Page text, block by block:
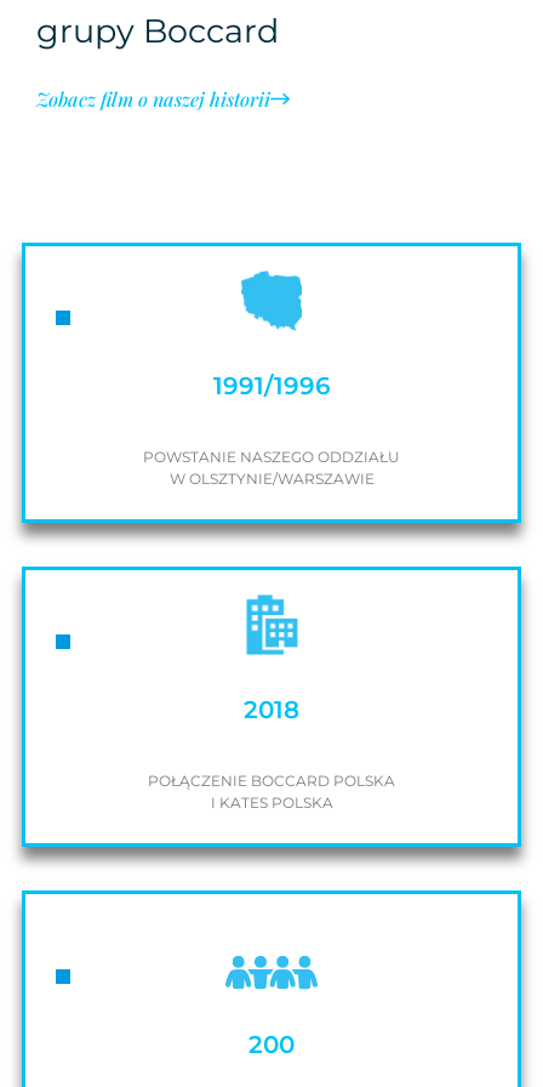
grupy Boccard
Zobacz film o naszej historii
1991/1996
POWSTANIE NASZEGO ODDZIAŁU
W OLSZTYNIE/WARSZAWIE
2018
POŁĄCZENIE BOCCARD POLSKA
I KATES POLSKA
200